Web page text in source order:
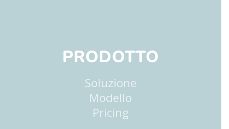
PRODOTTO
Soluzione
Modello
Pricing